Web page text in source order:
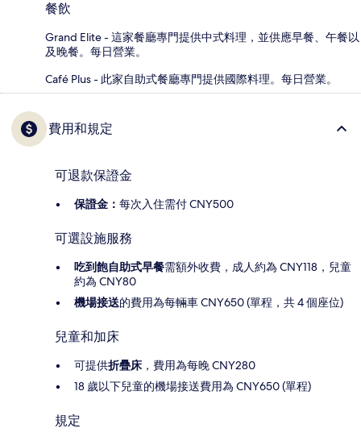
餐飲
Grand Elite - 這家餐廳專門提供中式料理，並供應早餐、午餐以
及晚餐。每日營業。
Café Plus - 此家自助式餐廳專門提供國際料理。每日營業。
費用和規定
可退款保證金
保證金： 每次入住需付 CNY500
可選設施服務
吃到飽自助式早餐需額外收費，成人約為 CNY118，兒童
約為 CNY80
機場接送的費用為每輛車 CNY650 (單程，共 4 個座位)
兒童和加床
可提供折疊床 ，費用為每晚 CNY280
18 歲以下兒童的機場接送費用為 CNY650 (單程)
規定